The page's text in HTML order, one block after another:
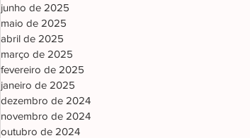
junho de 2025
maio de 2025
abril de 2025
março de 2025
fevereiro de 2025
janeiro de 2025
dezembro de 2024
novembro de 2024
outubro de 2024